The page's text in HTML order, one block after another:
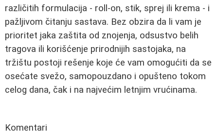
različitih formulacija - roll-on, stik, sprej ili krema - i
pažljivom čitanju sastava. Bez obzira da li vam je
prioritet jaka zaštita od znojenja, odsustvo belih
tragova ili korišćenje prirodnijih sastojaka, na
tržištu postoji rešenje koje će vam omogućiti da se
osećate svežo, samopouzdano i opušteno tokom
celog dana, čak i na najvećim letnjim vrućinama.
Komentari